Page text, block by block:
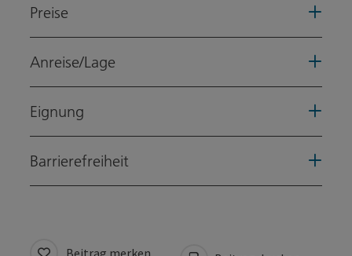
Preise
Anreise/Lage
Eignung
Barrierefreiheit
Beitrag merken